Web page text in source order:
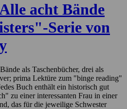
acht Bände
Serie von
als Taschenbücher, drei als
prima Lektüre zum "binge reading"
Buch enthält ein historisch gut
zu einer interessanten Frau in einer
das für die jeweilige Schwester